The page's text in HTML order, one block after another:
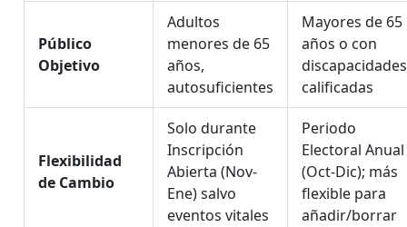
Público
Objetivo
Adultos
menores de 65
años,
autosuficientes
Mayores de 65
años o con
discapacidades
calificadas
Flexibilidad
de Cambio
Solo durante
Inscripción
Abierta (Nov-
Ene) salvo
eventos vitales
Periodo
Electoral Anual
(Oct-Dic); más
flexible para
añadir/borrar